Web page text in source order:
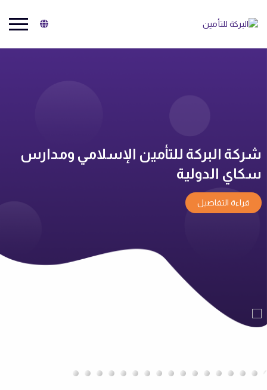
البركة للتأمين
شركة البركة للتأمين الإسلامي ومدارس
سكاي الدولية
قراءة التفاصيل